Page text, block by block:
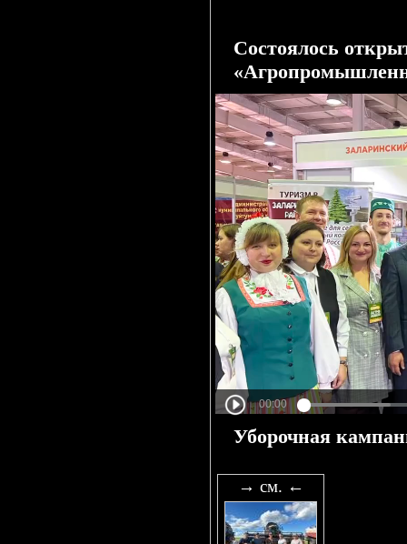
Состоялось
Уборочная
→ см. ←